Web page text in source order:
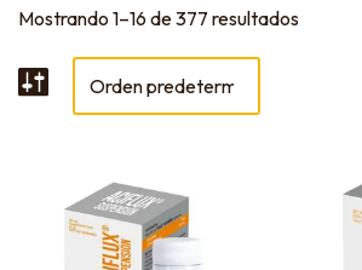
Mostrando 1–16 de 377 resultados